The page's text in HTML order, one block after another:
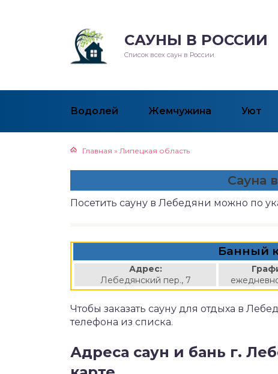
САУНЫ В РОССИИ
Список всех саун в России
Водолей Жемчужина Уют
Главная » Липецкая область
Сауна
Посетить сауну в Лебедяни можно по
Банный
Адрес:
Лебедянский пер., 7
Чтобы заказать сауну для отдыха в
телефона из списка.
Адреса саун и бань г.